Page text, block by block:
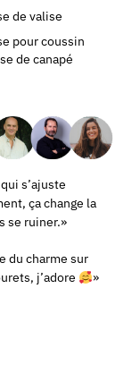
de valise
pour coussin
de canapé
s’ajuste
ça change la
se ruiner.»
du charme sur
j’adore
»